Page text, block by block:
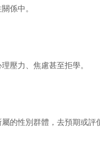
係中。
壓力、焦慮甚至拒學。
的性別群體，去預期或評